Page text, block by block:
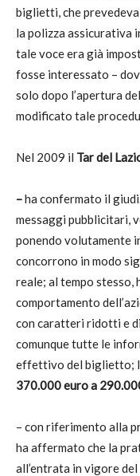
biglietti,che
la polizza assicurativa
tale voce era già
fosse interessato –
solo dopo l’apertura
modificato tale
Nel 2009 il Tar del
–ha confermato il
messaggi pubblicitari,
ponendo volutamente
concorrono in modo
reale; al tempo stesso,
comportamento
con caratteri ridotti e
comunque tutte le
effettivo del biglietto;
370.000 euro a
– con riferimento alla
ha affermato che la
all’entrata in vigore